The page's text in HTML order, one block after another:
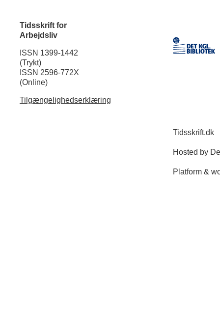
Tidsskrift for
Arbejdsliv
ISSN 1399-1442
(Trykt)
ISSN 2596-772X
(Online)
Tilgængelighedserklæring